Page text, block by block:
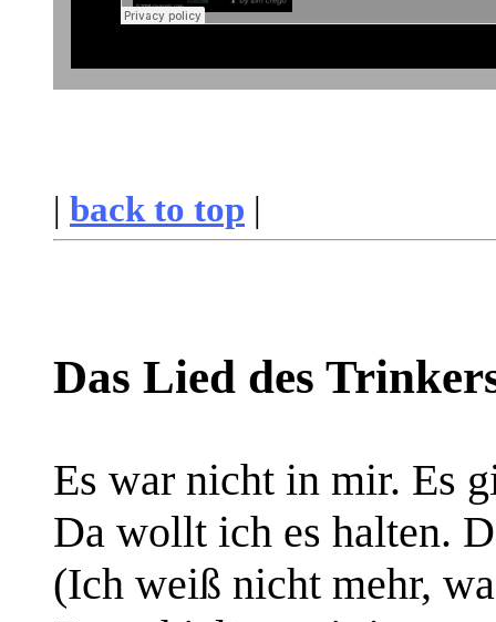
| back to top |
Das Lied des
Es war nicht in mir. Es
Da wollt ich es halten.
(Ich weiß nicht mehr,